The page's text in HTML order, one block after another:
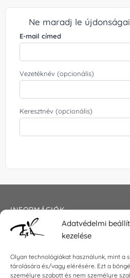
Adatvédelmi
kezelése
Olyan technológiákat használunk, mint a
tárolására és/vagy elérésére. Ezt a
személyre szabott és nem személyre
Ne maradj le
E-mail címed
Vezetéknév (opcionális)
Keresztnév (opcionális)
INFORMÁCIÓK
Általános szerződési feltételek
Impresszum